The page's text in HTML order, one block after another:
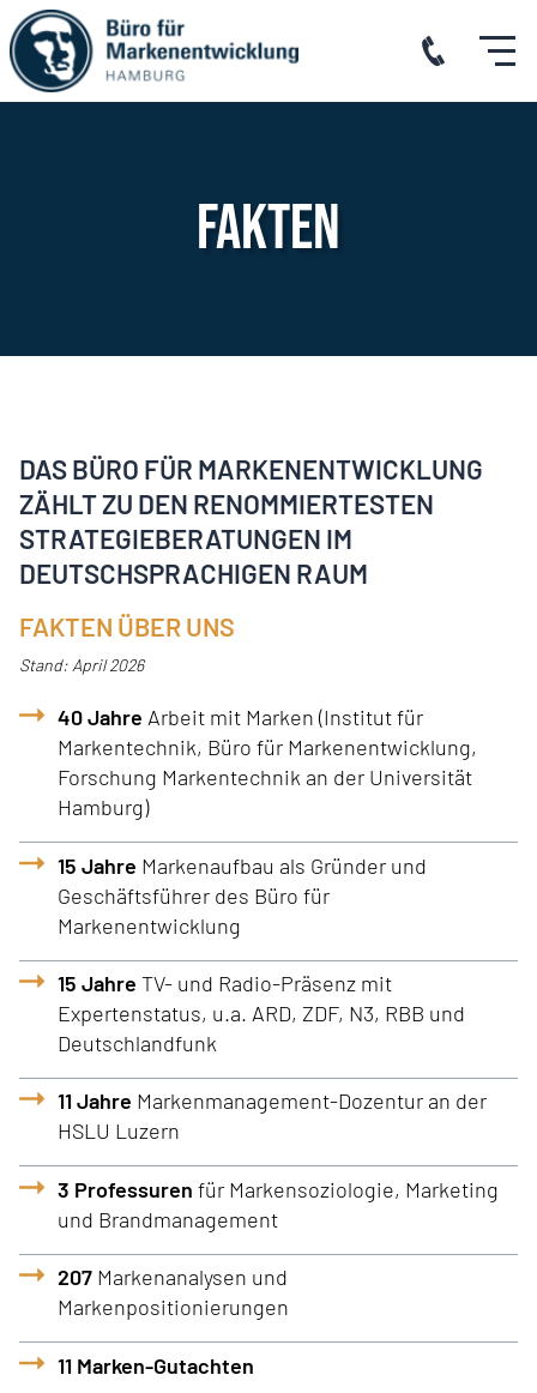
Fakten
DAS BÜRO FÜR MARKEN­ENTWICKLUNG
ZÄHLT ZU DEN RENOMMIERTESTEN
STRATEGIEBERATUNGEN IM
DEUTSCHSPRACHIGEN RAUM
FAKTEN ÜBER UNS
Stand: April 2026
40 Jahre Arbeit mit Marken (Institut für
Markentechnik, Büro für Markenentwicklung,
Forschung Markentechnik an der Universität
Hamburg)
15 Jahre Markenaufbau als Gründer und
Geschäftsführer des Büro für
Markenentwicklung
15 Jahre TV- und Radio-Präsenz mit
Expertenstatus, u.a. ARD, ZDF, N3, RBB und
Deutschlandfunk
11 Jahre Markenmanagement-Dozentur an der
HSLU Luzern
3 Professuren für Markensoziologie, Marketing
und Brandmanagement
207 Markenanalysen und
Markenpositionierungen
11 Marken-Gutachten